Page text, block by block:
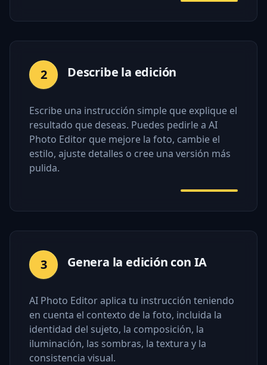
2 Describe la edición
Escribe una instrucción simple que explique el
resultado que deseas. Puedes pedirle a AI
Photo Editor que mejore la foto, cambie el
estilo, ajuste detalles o cree una versión más
pulida.
3 Genera la edición con IA
AI Photo Editor aplica tu instrucción teniendo
en cuenta el contexto de la foto, incluida la
identidad del sujeto, la composición, la
iluminación, las sombras, la textura y la
consistencia visual.